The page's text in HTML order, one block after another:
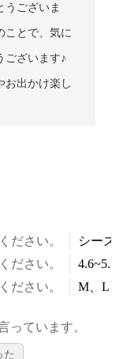
うございま
ことで、気に
ございます♪
お出かけ楽し
ださい。
シーズ
ださい。
ださい。
M、L
っています。
た